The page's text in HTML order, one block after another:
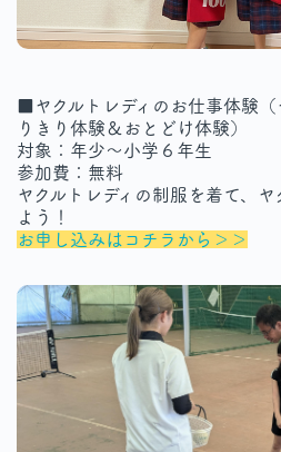
■ヤクルトレディのお仕事体験（
りきり体験＆おとどけ体験）
対象：年少～小学６年生
参加費：無料
ヤクルトレディの制服を着て、
よう！
お申し込みはコチラから＞＞